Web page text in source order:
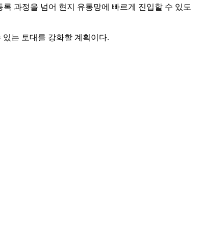
과정을 넘어 현지 유통망에 빠르게 진입할 수 있도
는 토대를 강화할 계획이다.